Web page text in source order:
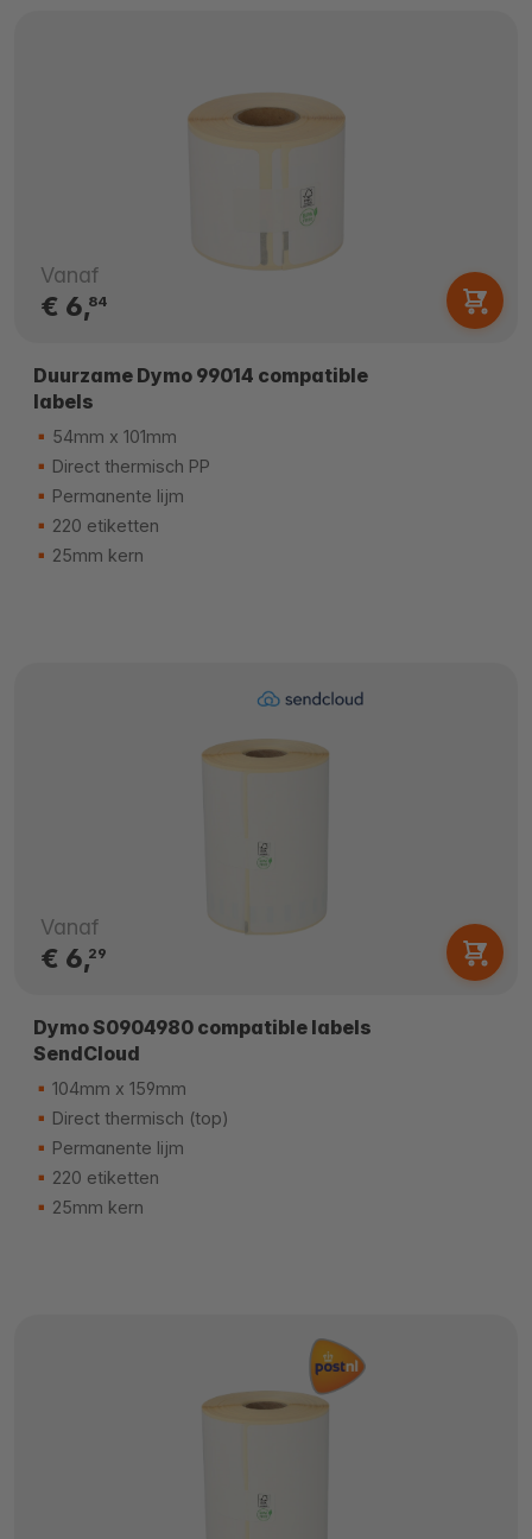
Vanaf
€ 6,84
Duurzame Dymo 99014 compatible
labels
54mm x 101mm
Direct thermisch PP
Permanente lijm
220 etiketten
25mm kern
Vanaf
€ 6,29
Dymo S0904980 compatible labels
SendCloud
104mm x 159mm
Direct thermisch (top)
Permanente lijm
220 etiketten
25mm kern